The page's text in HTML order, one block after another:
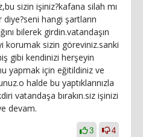
sizin işiniz?kafana silah mı
hangi şartların
bilerek girdin.vatandaşın
korumak sizin göreviniz.sanki
gibi kendinizi herşeyin
yapmak için eğitildiniz ve
halde bu yaptıklarınızla
vatandaşa bırakın.siz işinizi
devam.
3 4